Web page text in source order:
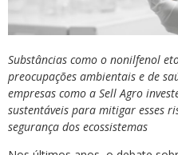
Substâncias como o nonilfenol
preocupações ambientais e de
empresas como a Sell Agro
sustentáveis para mitigar esses
segurança dos ecossistemas